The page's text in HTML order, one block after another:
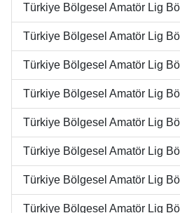
Türkiye Bölgesel Amatör Lig
Türkiye Bölgesel Amatör Lig
Türkiye Bölgesel Amatör Lig
Türkiye Bölgesel Amatör Lig
Türkiye Bölgesel Amatör Lig
Türkiye Bölgesel Amatör Lig
Türkiye Bölgesel Amatör Lig
Türkiye Bölgesel Amatör Lig